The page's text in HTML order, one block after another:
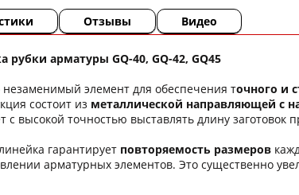
Отзывы Видео
рубки арматуры GQ-40, GQ-42, GQ45
элемент для обеспечения точного и
состоит из металлической направляющей с
с высокой точностью выставлять длину заготовок
гарантирует повторяемость размеров
арматурных элементов. Это существенно